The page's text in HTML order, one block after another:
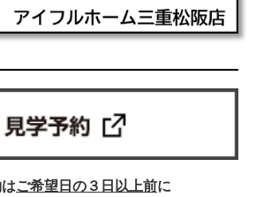
ご希望日の３日以上前に